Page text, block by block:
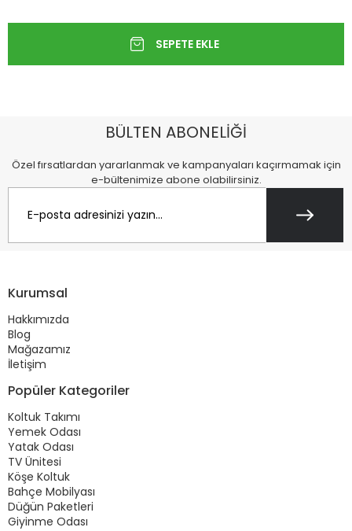
BÜLTEN ABONELİĞİ
Özel fırsatlardan yararlanmak ve kampanyaları kaçırmamak için
e-bültenimize abone olabilirsiniz.
Kurumsal
Hakkımızda
Blog
Mağazamız
İletişim
Popüler Kategoriler
Koltuk Takımı
Yemek Odası
Yatak Odası
TV Ünitesi
Köşe Koltuk
Bahçe Mobilyası
Düğün Paketleri
Giyinme Odası